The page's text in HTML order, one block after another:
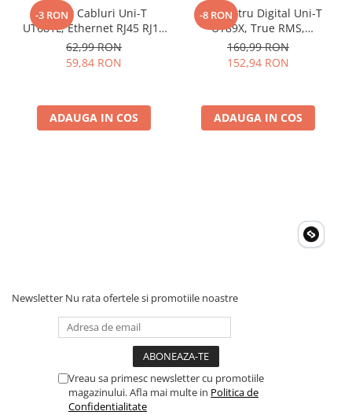
Dimensiuni: 160 x 50 x 28 mm
-3 RON
Tester Cabluri Uni-T
UT681L, Ethernet RJ45 RJ11
BNC, Continuitate,
Scurtcircuit, Incrucisate
62,99 RON
59,84 RON
ADAUGA IN COS
-8 RON
Multimetru Digital Uni-T
UT89X, True RMS,
Temperatura 1000°C,
Frecventa, NCV, CAT III
160,99 RON
152,94 RON
ADAUGA IN COS
Newsletter Nu rata ofertele si promotiile noastre
Vreau sa primesc newsletter cu promotiile
magazinului. Afla mai multe in Politica de
Confidentialitate